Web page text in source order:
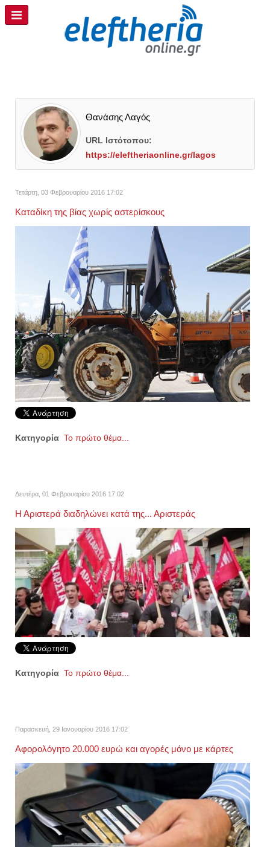
Θανάσης Λαγός
URL Ιστότοπου:
https://eleftheriaonline.gr/lagos
Τετάρτη, 03 Φεβρουαρίου 2016 17:02
Καταδίκη της βίας χωρίς αστερίσκους
Κατηγορία Το πρώτο θέμα...
Δευτέρα, 01 Φεβρουαρίου 2016 17:02
Η Αριστερά διαδηλώνει κατά της... Αριστεράς
Κατηγορία Το πρώτο θέμα...
Παρασκευή, 29 Ιανουαρίου 2016 17:02
Αφορολόγητο 20.000 ευρώ και αγορές μόνο με κάρτες